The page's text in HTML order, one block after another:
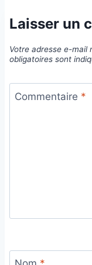
Laisser un
Votre adresse e-mail
obligatoires sont
Commentaire *